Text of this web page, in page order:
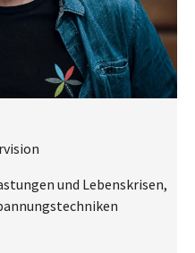
und Lebenskrisen,